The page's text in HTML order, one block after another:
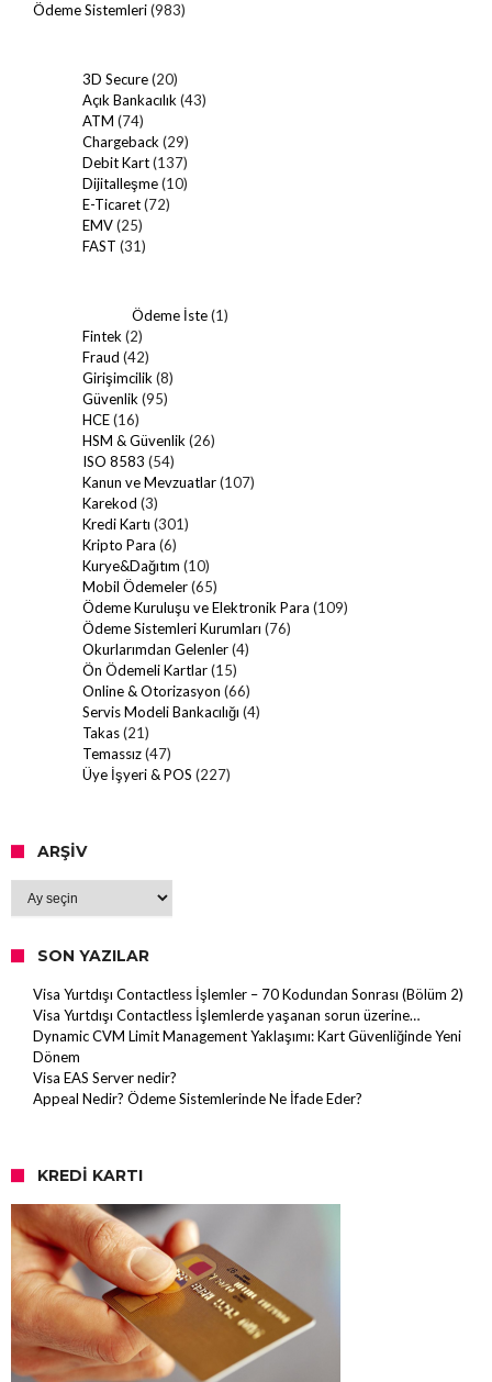
Ödeme Sistemleri(983)
3D Secure(20)
Açık Bankacılık(43)
ATM (74)
Chargeback(29)
Debit Kart(137)
Dijitalleşme(10)
E-Ticaret(72)
EMV(25)
FAST (31)
Ödeme İste(1)
Fintek(2)
Fraud (42)
Girişimcilik(8)
Güvenlik(95)
HCE(16)
HSM & Güvenlik(26)
ISO 8583 (54)
Kanun ve Mevzuatlar(107)
Karekod (3)
Kredi Kartı (301)
Kripto Para (6)
Kurye&Dağıtım (10)
Mobil Ödemeler(65)
Ödeme Kuruluşu ve Elektronik Para (109)
Ödeme Sistemleri Kurumları (76)
Okurlarımdan Gelenler(4)
Ön Ödemeli Kartlar(15)
Online & Otorizasyon (66)
Servis Modeli Bankacılığı (4)
Takas(21)
Temassız(47)
Üye İşyeri & POS (227)
ARŞIV
Arşiv
SON YAZILAR
Visa Yurtdışı Contactless İşlemler – 70 Kodundan Sonrası (Bölüm 2)
Visa Yurtdışı Contactless İşlemlerde yaşanan sorun üzerine…
Dynamic CVM Limit Management Yaklaşımı: Kart Güvenliğinde Yeni
Dönem
Visa EAS Server nedir?
Appeal Nedir? Ödeme Sistemlerinde Ne İfade Eder?
KREDI KARTI